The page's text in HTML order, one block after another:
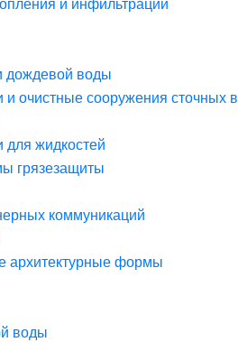
и инфильтрации
дождевой воды
очистные сооружения сточных в
для жидкостей
грязезащиты
коммуникаций
архитектурные формы
воды